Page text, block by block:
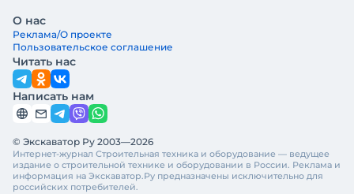
О нас
Реклама/О проекте
Пользовательское соглашение
Читать нас
Написать нам
© Экскаватор Ру 2003—2026
Интернет-журнал Строительная техника и оборудование — ведущее
издание о строительной технике и оборудовании в России. Реклама и
информация на Экскаватор.Ру предназначены исключительно для
российских потребителей.